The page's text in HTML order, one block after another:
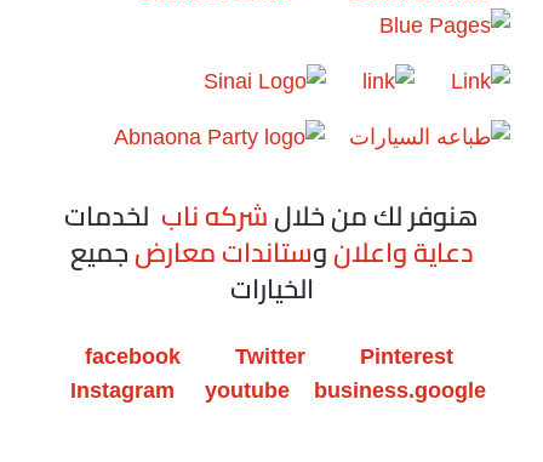
هنوفر لك من خلالشركه ناب لخدمات
دعاية واعلانوستاندات معارضجميع
الخيارات
facebook Twitter
Pinterest
Instagram
youtube business.google